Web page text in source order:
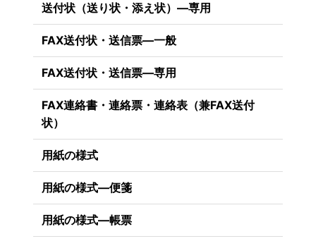
送付状（送り状・添え状）―専用
FAX送付状・送信票―一般
FAX送付状・送信票―専用
FAX連絡書・連絡票・連絡表（兼FAX送付
状）
用紙の様式
用紙の様式―便箋
用紙の様式―帳票